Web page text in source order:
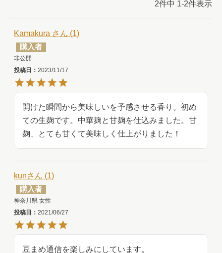
2件中 1-2件表示
Kamakura
1
購入者
非公開
投稿日
2023/11/17
開けた瞬間から美味しいを予感させる香り。初め
ての生麹です。中華麹と甘麹を仕込みました。甘
麹、とても甘くて美味しく仕上がりました！
kun
1
購入者
神奈川県 女性
投稿日
2021/06/27
豆まめ通信を楽しみにしています。